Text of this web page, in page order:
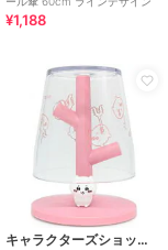
¥1,188
キャラクターズショップ ラフラフ